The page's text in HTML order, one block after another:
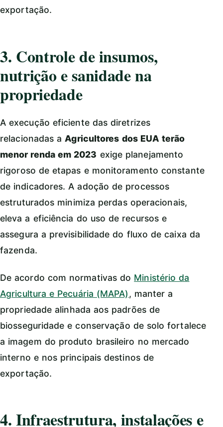
exportação.
3. Controle de insumos,
nutrição e sanidade na
propriedade
A execução eficiente das diretrizes
relacionadas a Agricultores dos EUA terão
menor renda em 2023 exige planejamento
rigoroso de etapas e monitoramento constante
de indicadores. A adoção de processos
estruturados minimiza perdas operacionais,
eleva a eficiência do uso de recursos e
assegura a previsibilidade do fluxo de caixa da
fazenda.
De acordo com normativas do Ministério da
Agricultura e Pecuária (MAPA), manter a
propriedade alinhada aos padrões de
biosseguridade e conservação de solo fortalece
a imagem do produto brasileiro no mercado
interno e nos principais destinos de
exportação.
4. Infraestrutura, instalações e